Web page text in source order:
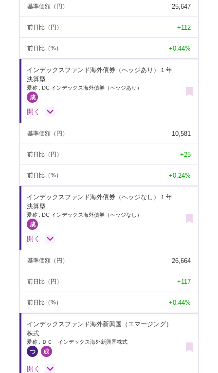
基準価額 （円） 25,647
前日比 （円） +112
前日比 （%） +0.44%
インデックスファンド海外債券（ヘッジあり）１年
決算型
愛称 : DC インデックス海外債券（ヘッジあり）
開く
基準価額 （円） 10,581
前日比 （円） +25
前日比 （%） +0.24%
インデックスファンド海外債券（ヘッジなし）１年
決算型
愛称 : DC インデックス海外債券（ヘッジなし）
開く
基準価額 （円） 26,664
前日比 （円） +117
前日比 （%） +0.44%
インデックスファンド海外新興国（エマージング）
株式
愛称 : ＤＣ インデックス海外新興国株式
開く